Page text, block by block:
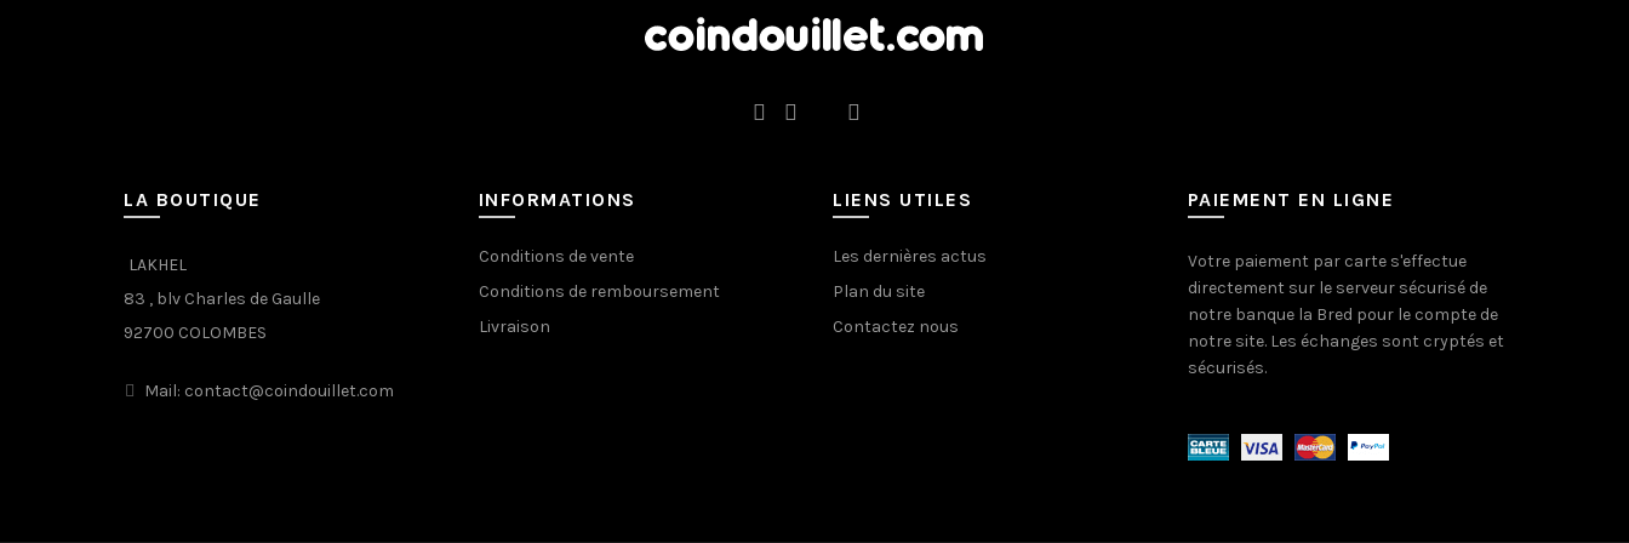
LA BOUTIQUE
LAKHEL
83 , blv Charles de Gaulle
92700 COLOMBES
Mail: contact@coindouillet.com
INFORMATIONS
Conditions de vente
Conditions de remboursement
Livraison
LIENS UTILES
Les dernières actus
Plan du site
Contactez nous
PAIEMENT EN LIGNE
Votre paiement par carte s'effectue
directement sur le serveur sécurisé de
notre banque la Bred pour le compte de
notre site. Les échanges sont cryptés et
sécurisés.